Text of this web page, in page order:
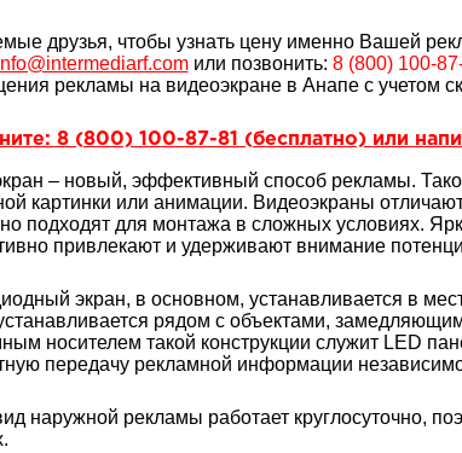
друзья, чтобы узнать цену именно Вашей
или позвонить: 8 (800) 100-
рекламы на видеоэкране в Анапе с учетом
8 (800) 100-87-81 (бесплатно) или
– новый, эффективный способ рекламы.
картинки или анимации. Видеоэкраны
подходят для монтажа в сложных условиях.
привлекают и удерживают внимание
экран, в основном, устанавливается в
рядом с объектами,
носителем такой конструкции служит LED
передачу рекламной информации
наружной рекламы работает круглосуточно,